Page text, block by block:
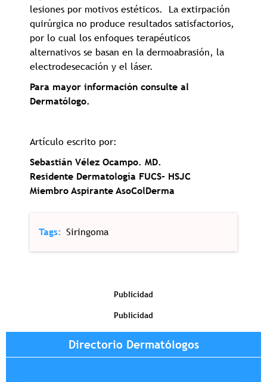
lesiones por motivos estéticos. La extirpación
quirúrgica no produce resultados satisfactorios,
por lo cual los enfoques terapéuticos
alternativos se basan en la dermoabrasión, la
electrodesecación y el láser.
Para mayor información consulte al
Dermatólogo.
Artículo escrito por:
Sebastián Vélez Ocampo. MD.
Residente Dermatología FUCS- HSJC
Miembro Aspirante AsoColDerma
Tags Siringoma
Publicidad
Publicidad
Directorio Dermatólogos